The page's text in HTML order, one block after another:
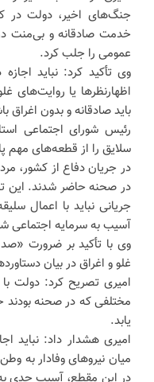
جنگ‌های اخیر، دولت در
خدمت صادقانه و بی‌منت
عمومی را جلب کرد.
وی تأکید کرد: نباید
اظهارنظر‌ها یا روایت‌های
باید صادقانه و بدون اغراق
رئیس شورای اجتماعی
سلایق را از قطعه‌های مهم
در جریان دفاع از کشور،
در صحنه حاضر شدند. این
جریانی نباید با اعمال
آسیب به سرمایه اجتماعی
وی با تأکید بر ضرورت
غلو و اغراق در بیان
امیری تصریح کرد: دولت
مختلفی که در صحنه بودند
یابد.
امیری هشدار داد: نباید
میان نیرو‌های وفادار به